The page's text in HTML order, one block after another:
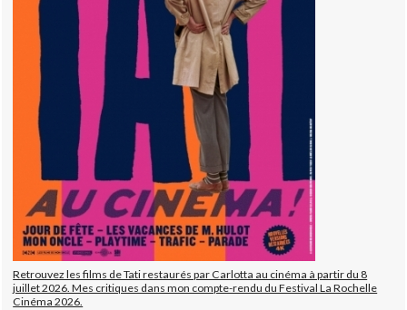
Retrouvez les films de Tati restaurés par Carlotta au cinéma à partir du 8
juillet 2026. Mes critiques dans mon compte-rendu du Festival La Rochelle
Cinéma 2026.